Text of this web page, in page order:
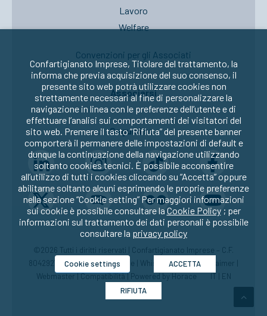
Lavoro
Welfare
Convenzioni per gli Associati
Associarsi
Seguici su:
©2026 Tutti i diritti riservati | Confartigianato Imprese – C.F.
80429270582 |Privacy|Cookie Whistleblowing|Disclaimer
Webmaster|Compatibilità| Powered by Horace IT EN
Confartigianato Imprese, Titolare del trattamento, la
informa che previa acquisizione del suo consenso, il
presente sito web potrà utilizzare cookies non
strettamente necessari al fine di personalizzare la
navigazione in linea con le preferenze dell’utente e di
effettuare l’analisi sui comportamenti dei visitatori del
sito web. Premere il tasto “Rifiuta” del presente banner
comporterà il permanere delle impostazioni di default e
dunque la continuazione della navigazione utilizzando
soltanto cookies tecnici. È possibile acconsentire
all’utilizzo di tutti i cookies cliccando su “Accetta” oppure
abilitarne soltanto alcuni esprimendo le proprie preferenze
nella sezione “Cookie setting” Per maggiori informazioni
sui cookie è possibile consultare la Cookie Policy; per
informazioni sul trattamento dei dati personali è possibile
consultare la privacy policy
Cookie settings ACCETTA
RIFIUTA